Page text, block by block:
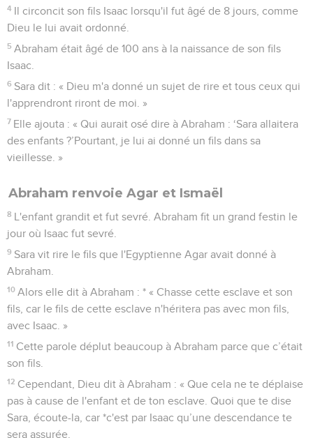
4 Il circoncit son fils Isaac lorsqu'il fut âgé de 8 jours, comme
Dieu le lui avait ordonné.
5 Abraham était âgé de 100 ans à la naissance de son fils
Isaac.
6 Sara dit : « Dieu m'a donné un sujet de rire et tous ceux qui
l'apprendront riront de moi. »
7 Elle ajouta : « Qui aurait osé dire à Abraham : ‘Sara allaitera
des enfants ?’Pourtant, je lui ai donné un fils dans sa
vieillesse. »
Abraham renvoie Agar et Ismaël
8 L'enfant grandit et fut sevré. Abraham fit un grand festin le
jour où Isaac fut sevré.
9 Sara vit rire le fils que l'Egyptienne Agar avait donné à
Abraham.
10 Alors elle dit à Abraham : * « Chasse cette esclave et son
fils, car le fils de cette esclave n'héritera pas avec mon fils,
avec Isaac. »
11 Cette parole déplut beaucoup à Abraham parce que c’était
son fils.
12 Cependant, Dieu dit à Abraham : « Que cela ne te déplaise
pas à cause de l'enfant et de ton esclave. Quoi que te dise
Sara, écoute-la, car *c'est par Isaac qu’une descendance te
sera assurée.